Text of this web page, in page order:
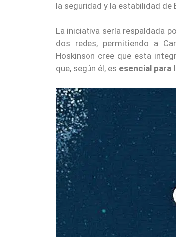
la seguridad y la estabilidad de
La iniciativa sería respaldada
dos redes, permitiendo a
Hoskinson cree que esta
que, según él, es esencial para